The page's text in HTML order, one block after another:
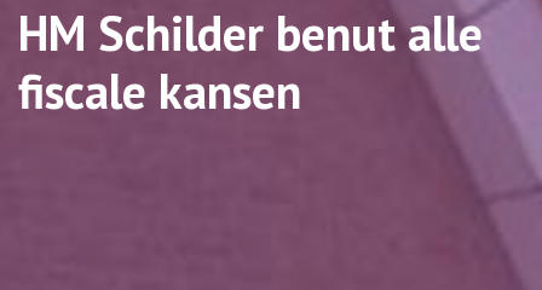
HM Schilder benut alle
fiscale kansen